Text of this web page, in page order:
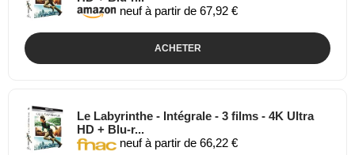
neuf à partir de 67,92 €
ACHETER
Le Labyrinthe - Intégrale - 3 films - 4K Ultra
HD + Blu-r...
neuf à partir de 66,22 €